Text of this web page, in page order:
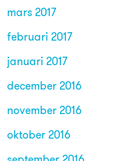
mars 2017
februari 2017
januari 2017
december 2016
november 2016
oktober 2016